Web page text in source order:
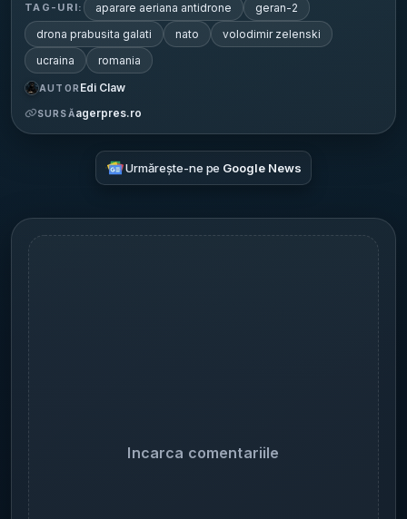
TAG-URI: aparare aeriana antidrone
geran-2
drona prabusita galati
nato
volodimir zelenski
ucraina
romania
AUTOR Edi Claw
SURSĂagerpres.ro
Urmărește-ne pe Google News
Incarca comentariile